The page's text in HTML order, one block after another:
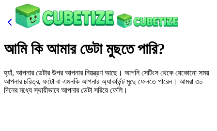
আমি কি আমার ডেটা মুছতে পারি?
হ্যাঁ, আপনার ডেটার উপর আপনার নিয়ন্ত্রণ আছে। আপনি সেটিংস থেকে যেকোনো সময়
আপনার চরিত্র, ফটো বা এমনকি আপনার অ্যাকাউন্ট মুছে ফেলতে পারেন। আমরা ৩০
দিনের মধ্যে স্থায়ীভাবে আপনার ডেটা সরিয়ে ফেলি।